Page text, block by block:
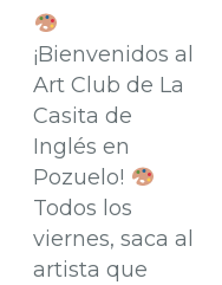
¡Bienvenidos al
Art Club de La
Casita de
Inglés en
Pozuelo!
Todos los
viernes, saca al
artista que